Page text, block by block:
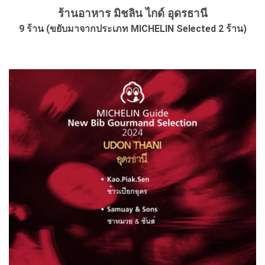
ร้านอาหาร มิชลิน ไกด์ อุดรธานี
9 ร้าน (ขยับมาจากประเภท MICHELIN Selected 2 ร้าน)